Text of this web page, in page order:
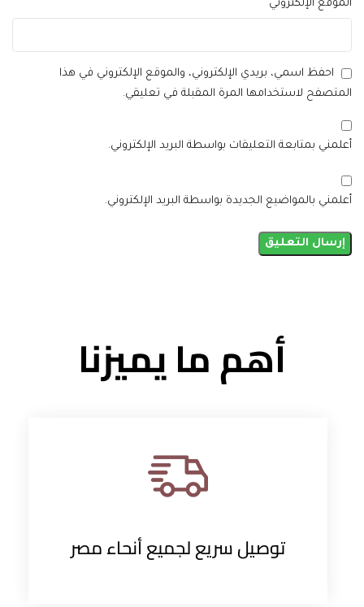
الموقع الإلكتروني
احفظ اسمي، بريدي الإلكتروني، والموقع الإلكتروني في هذا
المتصفح لاستخدامها المرة المقبلة في تعليقي.
أعلمني بمتابعة التعليقات بواسطة البريد الإلكتروني.
أعلمني بالمواضيع الجديدة بواسطة البريد الإلكتروني.
أهم ما يميزنا
توصيل سريع لجميع أنحاء مصر